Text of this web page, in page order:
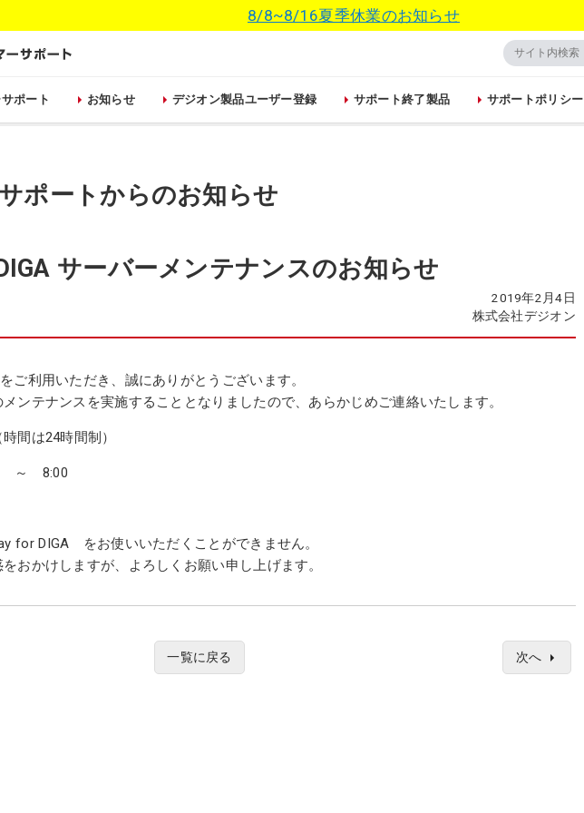
8/8~8/16夏季休業のお知らせ
ポート お知らせ デジオン製品ユーザー登録 サポート終了製品 サポートポリシー
ポートからのお知らせ
サーバーメンテナンスのお知らせ
2019年2月4日
株式会社デジオン
ご利用いただき、誠にありがとうございます。
ンテナンスを実施することとなりましたので、あらかじめご連絡いたします。
間は24時間制）
～ 8:00
for DIGA をお使いいただくことができません。
おかけしますが、よろしくお願い申し上げます。
一覧に戻る 次へ